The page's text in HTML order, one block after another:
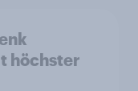
höchster